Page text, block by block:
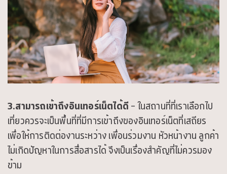
3.สามารถเข้าถึงอินเทอร์เน็ตได้ดี– ในสถานที่ที่เราเลือกไป
เที่ยวควรจะเป็นพื้นที่ที่มีการเข้าถึงของอินเทอร์เน็ตที่เสถียร
เพื่อให้การติดต่องานระหว่าง เพื่อนร่วมงาน หัวหน้างาน ลูกค้า
ไม่เกิดปัญหาในการสื่อสารได้ จึงเป็นเรื่องสำคัญที่ไม่ควรมอง
ข้าม